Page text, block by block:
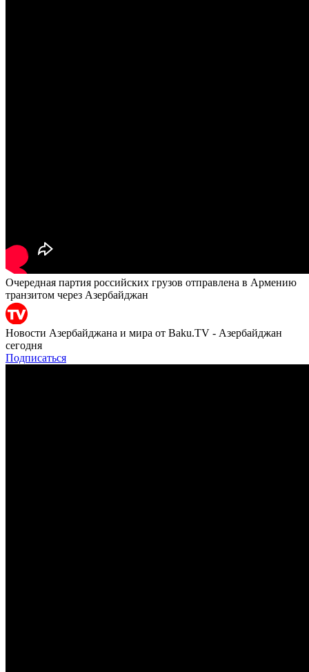
Очередная партия российских грузов отправлена в Армению
транзитом через Азербайджан
Новости Азербайджана и мира от Baku.TV - Азербайджан
сегодня
Подписаться